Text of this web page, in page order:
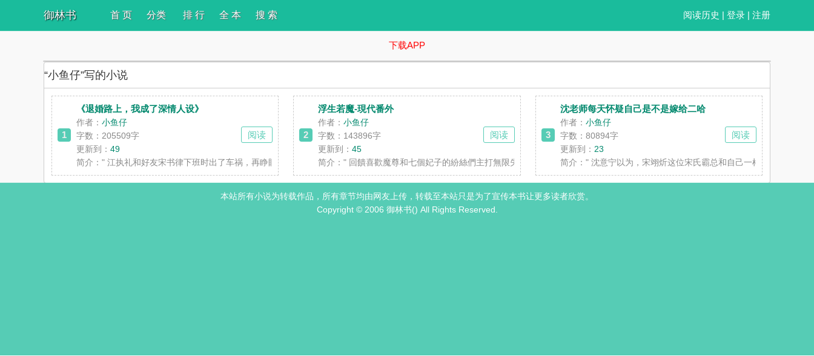
御林书 阅读历史 | 登录 | 注册
首 页 分类 排 行 全 本 搜 索
下载APP
“小鱼仔”写的小说
1
《退婚路上，我成了深情人设》
作者： 小鱼仔
字数：205509字
更新到： 49
简介： " 江执礼和好友宋书律下班时出了车祸，再睁眼，竟穿到一个以诗为命的架空王朝。坏消息：她穿成了京城闻名的诗难嫡女，文采烂到全国皆知。更坏的消息：她居然还有一个未婚妻。
阅读 2
浮生若魔-現代番外
作者：小鱼仔
字数：143896字
更新到：45
简介：" 回饋喜歡魔尊和七個妃子的紛絲們主打無限失速列車瘋狂吃肉無邏輯喜歡番外的同學也能去看看主線故事哦(
阅读 3
沈老师每天怀疑自己是不是嫁给二哈
作者： 小鱼仔
字数：80894字
更新到： 23
简介： " 沈意宁以为，宋翊炘这位宋氏霸总和自己一样——被家里
阅读
本站所有小说为转载作品，所有章节均由网友上传，转载至本站只是为了宣传本书让更多读者欣赏。
Copyright © 2006 御林书() All Rights Reserved.